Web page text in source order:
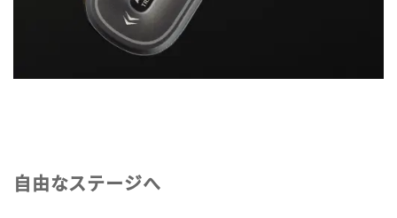
自由なステージへ